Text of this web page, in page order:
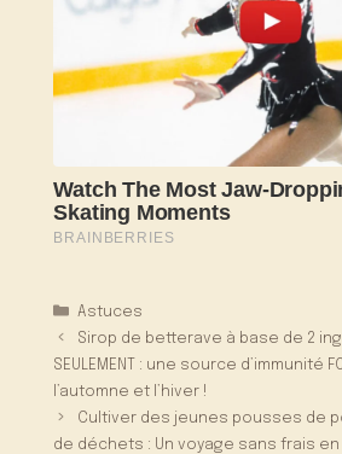
Catégories
Astuces
Sirop de betterave à base de 2
SEULEMENT : une source d’immunité
l’automne et l’hiver !
Cultiver des jeunes pousses de
de déchets : Un voyage sans frais en